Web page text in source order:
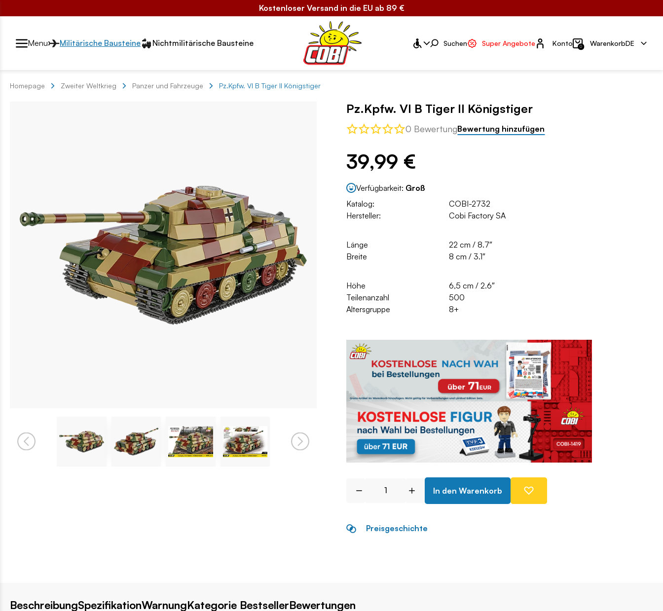
Kostenloser Versand in die EU ab 89 €
Przełącznik segmentów2
Menu Militärische Bausteine Nichtmilitärische Bausteine Suchen Super Angebote Konto
Konto 0 WarenkorbDE
Homepage Zweiter Weltkrieg Panzer und Fahrzeuge Pz.Kpfw. VI B Tiger II Königstiger
Pz.Kpfw. VI B Tiger II Königstiger
0 BewertungBewertung hinzufügen
39,99 €
Verfügbarkeit: Groß
Katalog:
COBI-2732
Hersteller:
Cobi Factory SA
Länge
22 cm / 8.7″
Breite
8 cm / 3.1″
Höhe
6,5 cm / 2.6″
Teilenanzahl
500
Altersgruppe
8+
In den Warenkorb
Preisgeschichte
BeschreibungSpezifikationWarnungKategorie BestsellerBewertungen